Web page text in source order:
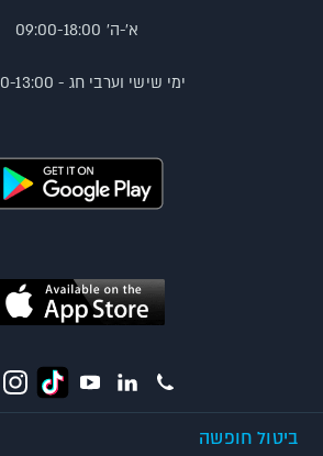
א'-ה' 09:00-18:00
ימי שישי וערבי חג - 09:00-13:00
ביטול חופשה